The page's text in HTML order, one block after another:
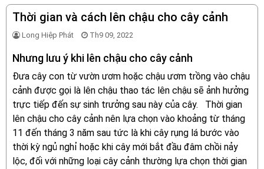
Thời gian và cách lên chậu cho cây cảnh
Long Hiệp Phát Th9 09, 2022
Nhưng lưu ý khi lên chậu cho cây cảnh
Đưa cây con từ vườn ươm hoặc chậu ươm trồng vào chậu
cảnh được gọi là lên chậu thao tác lên chậu sẽ ảnh hưởng
trực tiếp đến sự sinh trưởng sau này của cây. Thời gian
lên chậu cho cây cảnh nên lựa chọn vào khoảng từ tháng
11 đến tháng 3 năm sau tức là khi cây rụng lá bước vào
thời kỳ ngủ nghỉ hoặc khi cây mới bắt đầu đâm chồi nảy
lộc, đối với những loại cây cảnh thường lựa chọn thời gian